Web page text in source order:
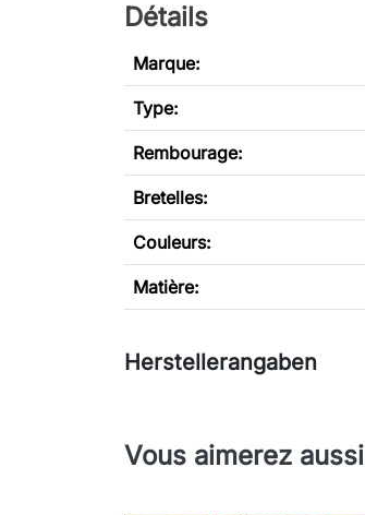
Détails
Marque:
Type:
Rembourage:
Bretelles:
Couleurs:
Matière:
Herstellerangaben
Vous aimerez aussi